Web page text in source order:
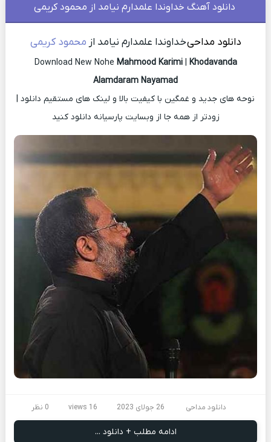
دانلود آهنگ خداوندا علمدارم نیامد از محمود کریمی
دانلود مداحیخداوندا علمدارم نیامد از محمود کریمی
Download New Nohe Mahmood Karimi| Khodavanda
Alamdaram Nayamad
نوحه های جدید و غمگین با کیفیت بالا و لینک های مستقیم دانلود |
زودتر از همه جا از وبسایت پارسیانه دانلود کنید
دانلود مداحی 26 جولای 2023 16 views 0 نظر
ادامه مطلب + دانلود ...